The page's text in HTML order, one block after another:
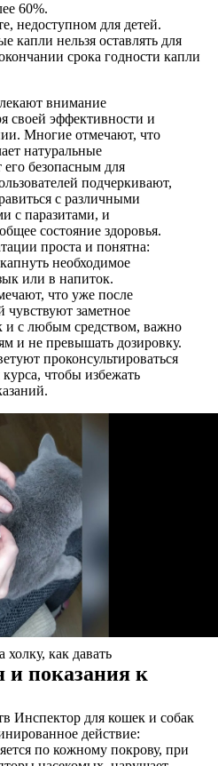
60%.
недоступном для детей.
капли нельзя оставлять для
срока годности капли
внимание
своей эффективности и
Многие отмечают, что
натуральные
безопасным для
подчеркивают,
с различными
с паразитами, и
состояние здоровья.
проста и понятна:
необходимое
или в напиток.
что уже после
чувствуют заметное
и с любым средством, важно
и не превышать дозировку.
проконсультироваться
чтобы избежать
как давать
и показания к
Инспектор для кошек и собак
действие:
по кожному покрову, при